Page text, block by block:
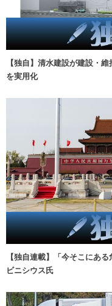
【独自】清水建設が建設・
を実用化
【独自連載】「今そこにあ
ビニシウス氏